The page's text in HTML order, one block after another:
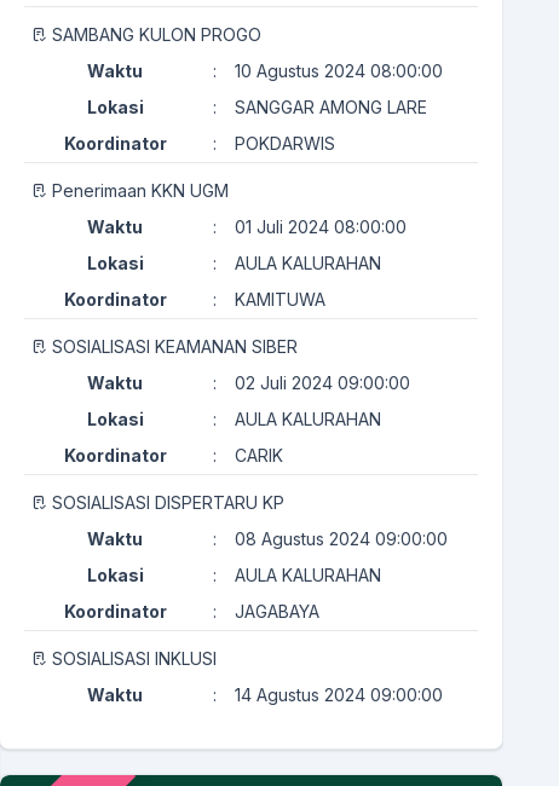
SAMBANG KULON PROGO
Waktu
:
10 Agustus 2024 08:00:00
Lokasi
:
SANGGAR AMONG LARE
Koordinator
: POKDARWIS
Penerimaan KKN UGM
Waktu
:
01 Juli 2024 08:00:00
Lokasi
:
AULA KALURAHAN
Koordinator
: KAMITUWA
SOSIALISASI KEAMANAN SIBER
Waktu
:
02 Juli 2024 09:00:00
Lokasi
:
AULA KALURAHAN
Koordinator
: CARIK
SOSIALISASI DISPERTARU KP
Waktu
:
08 Agustus 2024 09:00:00
Lokasi
:
AULA KALURAHAN
Koordinator
: JAGABAYA
SOSIALISASI INKLUSI
Waktu
:
14 Agustus 2024 09:00:00